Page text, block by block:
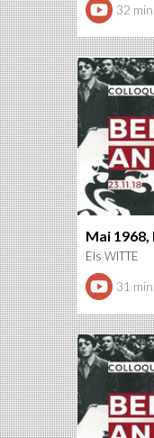
32 min.
Mai 1968,
Els WITTE
31 min.